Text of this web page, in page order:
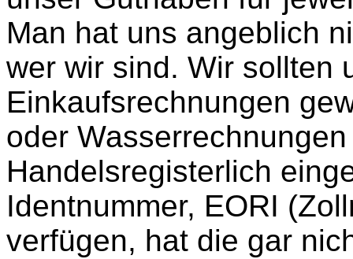
Man hat uns angeblich
wer wir sind. Wir sollten
Einkaufsrechnungen
oder
Handelsregisterlich
Identnummer, EORI
verfügen, hat die gar